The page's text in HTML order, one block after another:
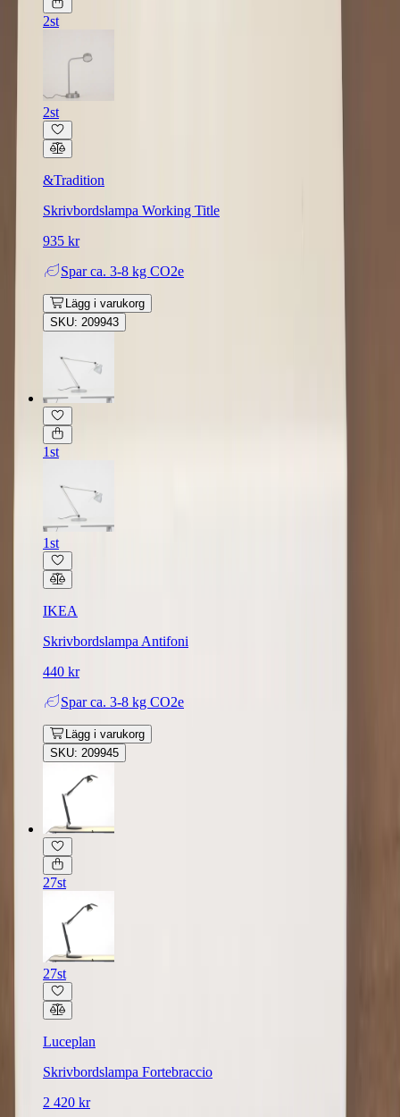
2st
2st
&Tradition
Skrivbordslampa Working Title
935 kr
Spar ca. 3-8 kg CO2e
Lägg i varukorg
SKU: 209943
1st
1st
IKEA
Skrivbordslampa Antifoni
440 kr
Spar ca. 3-8 kg CO2e
Lägg i varukorg
SKU: 209945
27st
27st
Luceplan
Skrivbordslampa Fortebraccio
2 420 kr